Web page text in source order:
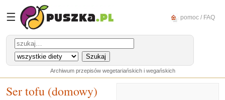
☰ pomoc / FAQ
Archiwum przepisów wegetariańskich i wegańskich
Ser tofu (domowy)